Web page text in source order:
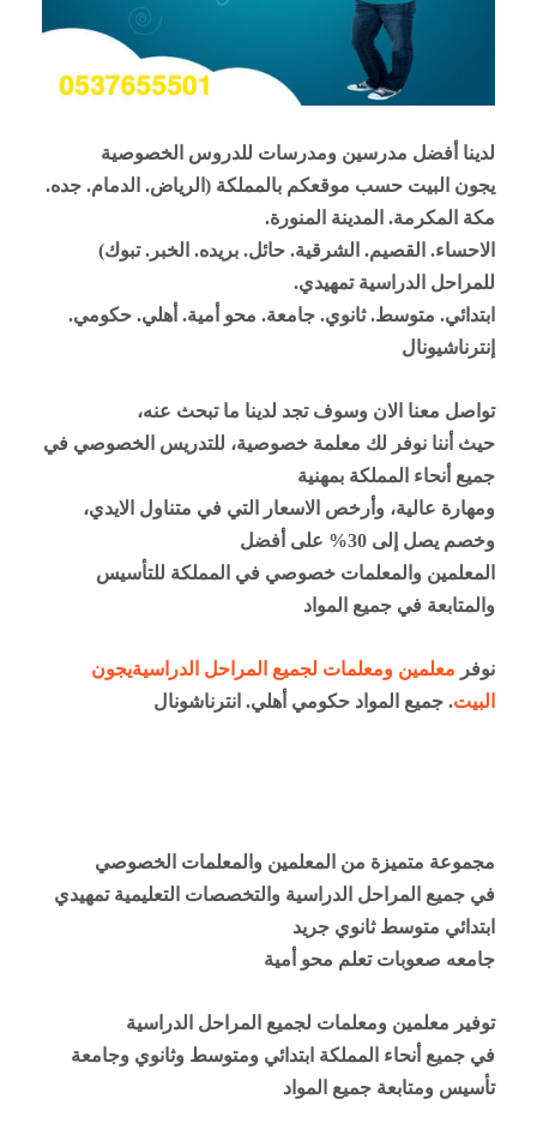
لدينا أفضل مدرسين ومدرسات للدروس الخصوصية
يجون البيت حسب موقعكم بالمملكة (الرياض. الدمام. جده.
مكة المكرمة. المدينة المنورة.
الاحساء. القصيم. الشرقية. حائل. بريده. الخبر. تبوك)
للمراحل الدراسية تمهيدي.
ابتدائي. متوسط. ثانوي. جامعة. محو أمية. أهلي. حكومي.
إنترناشيونال
تواصل معنا الان وسوف تجد لدينا ما تبحث عنه،
حيث أننا نوفر لك معلمة خصوصية، للتدريس الخصوصي في
جميع أنحاء المملكة بمهنية
ومهارة عالية، وأرخص الاسعار التي في متناول الايدي،
وخصم يصل إلى 30% على أفضل
المعلمين والمعلمات خصوصي في المملكة للتأسيس
والمتابعة في جميع المواد
نوفر معلمين ومعلمات لجميع المراحل الدراسيةيجون
البيت. جميع المواد حكومي أهلي. انترناشونال
مجموعة متميزة من المعلمين والمعلمات الخصوصي
في جميع المراحل الدراسية والتخصصات التعليمية تمهيدي
ابتدائي متوسط ثانوي جريد
جامعه صعوبات تعلم محو أمية
توفير معلمين ومعلمات لجميع المراحل الدراسية
في جميع أنحاء المملكة ابتدائي ومتوسط وثانوي وجامعة
تأسيس ومتابعة جميع المواد